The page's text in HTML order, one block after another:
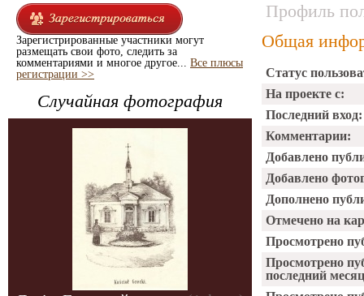
Зарегистрированные участники могут
размещать свои фото, следить за
комментариями и многое другое... Все плюсы
регистрации >>
Случайная фотография
Профиль
Общая
Статус
На проекте с:
Последний вход:
Комментарии:
Добавлено
Добавлено
Дополнено
Отмечено на
Просмотрено
Просмотрено
последний